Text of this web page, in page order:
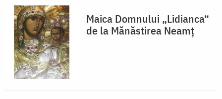
Maica Domnului „Lidianca“
de la Mănăstirea Neamţ